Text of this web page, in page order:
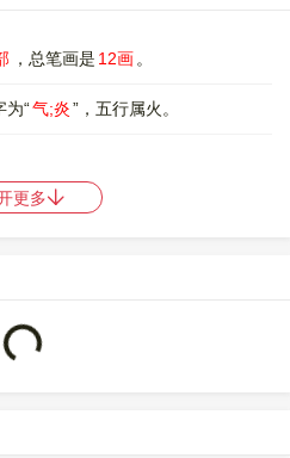
，总笔画是 12画 。
为“气;炎”，五行属火。
是RNOO ,ROOI
制：27694，UTF-32：
AE。
更多